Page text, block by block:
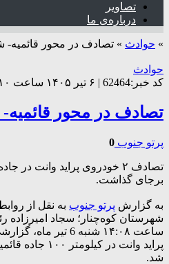
تصاویر
درباره‌ی ما
» حوادث » تصادف در محور قائمیه-
حوادث
کد خبر:62464 | ۶ تیر ۱۴۰۵ ساعت ۲۱:۱۰
تصادف در محور
پرتو جنوب 0
تصادف ۲ خودروی پراید وانت
برجای گذاشت.
به گزارش پرتو جنوب به نقل از
شهرستان کوه‌چنار؛ سجاد امیرزاده
پراید وانت در
شد.